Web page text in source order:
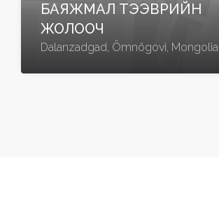
БАЯЖМАЛ ТЭЭВРИЙН
ЖОЛООЧ
Dalanzadgad, Ömnögovi, Mongolia